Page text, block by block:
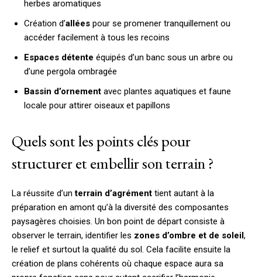
herbes aromatiques
Création d’allées pour se promener tranquillement ou
accéder facilement à tous les recoins
Espaces détente équipés d’un banc sous un arbre ou
d’une pergola ombragée
Bassin d’ornement avec plantes aquatiques et faune
locale pour attirer oiseaux et papillons
Quels sont les points clés pour
structurer et embellir son terrain ?
La réussite d’unterrain d’agrément tient autant à la
préparation en amont qu’à la diversité des composantes
paysagères choisies. Un bon point de départ consiste à
observer le terrain, identifier les zones d’ombre et de soleil,
le relief et surtout la qualité du sol. Cela facilite ensuite la
création de plans cohérents où chaque espace aura sa